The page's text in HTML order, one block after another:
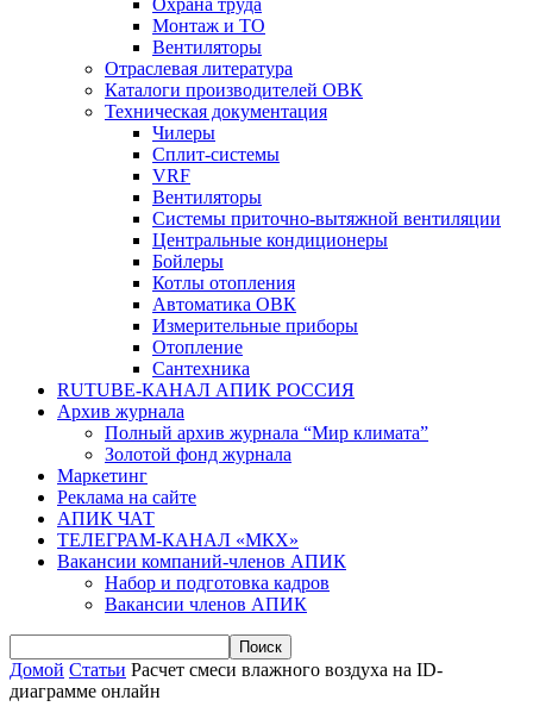
Монтаж и ТО
Вентиляторы
Отраслевая литература
Каталоги производителей ОВК
Техническая документация
Чилеры
Сплит-системы
VRF
Вентиляторы
Системы приточно-вытяжной вентиляции
Центральные кондиционеры
Бойлеры
Котлы отопления
Автоматика ОВК
Измерительные приборы
Отопление
Сантехника
RUTUBE-КАНАЛ АПИК РОССИЯ
Архив журнала
Полный архив журнала “Мир климата”
Золотой фонд журнала
Маркетинг
Реклама на сайте
АПИК ЧАТ
ТЕЛЕГРАМ-КАНАЛ «МКХ»
Вакансии компаний-членов АПИК
Набор и подготовка кадров
Вакансии членов АПИК
Домой Статьи Расчет смеси влажного воздуха на ID-
диаграмме онлайн